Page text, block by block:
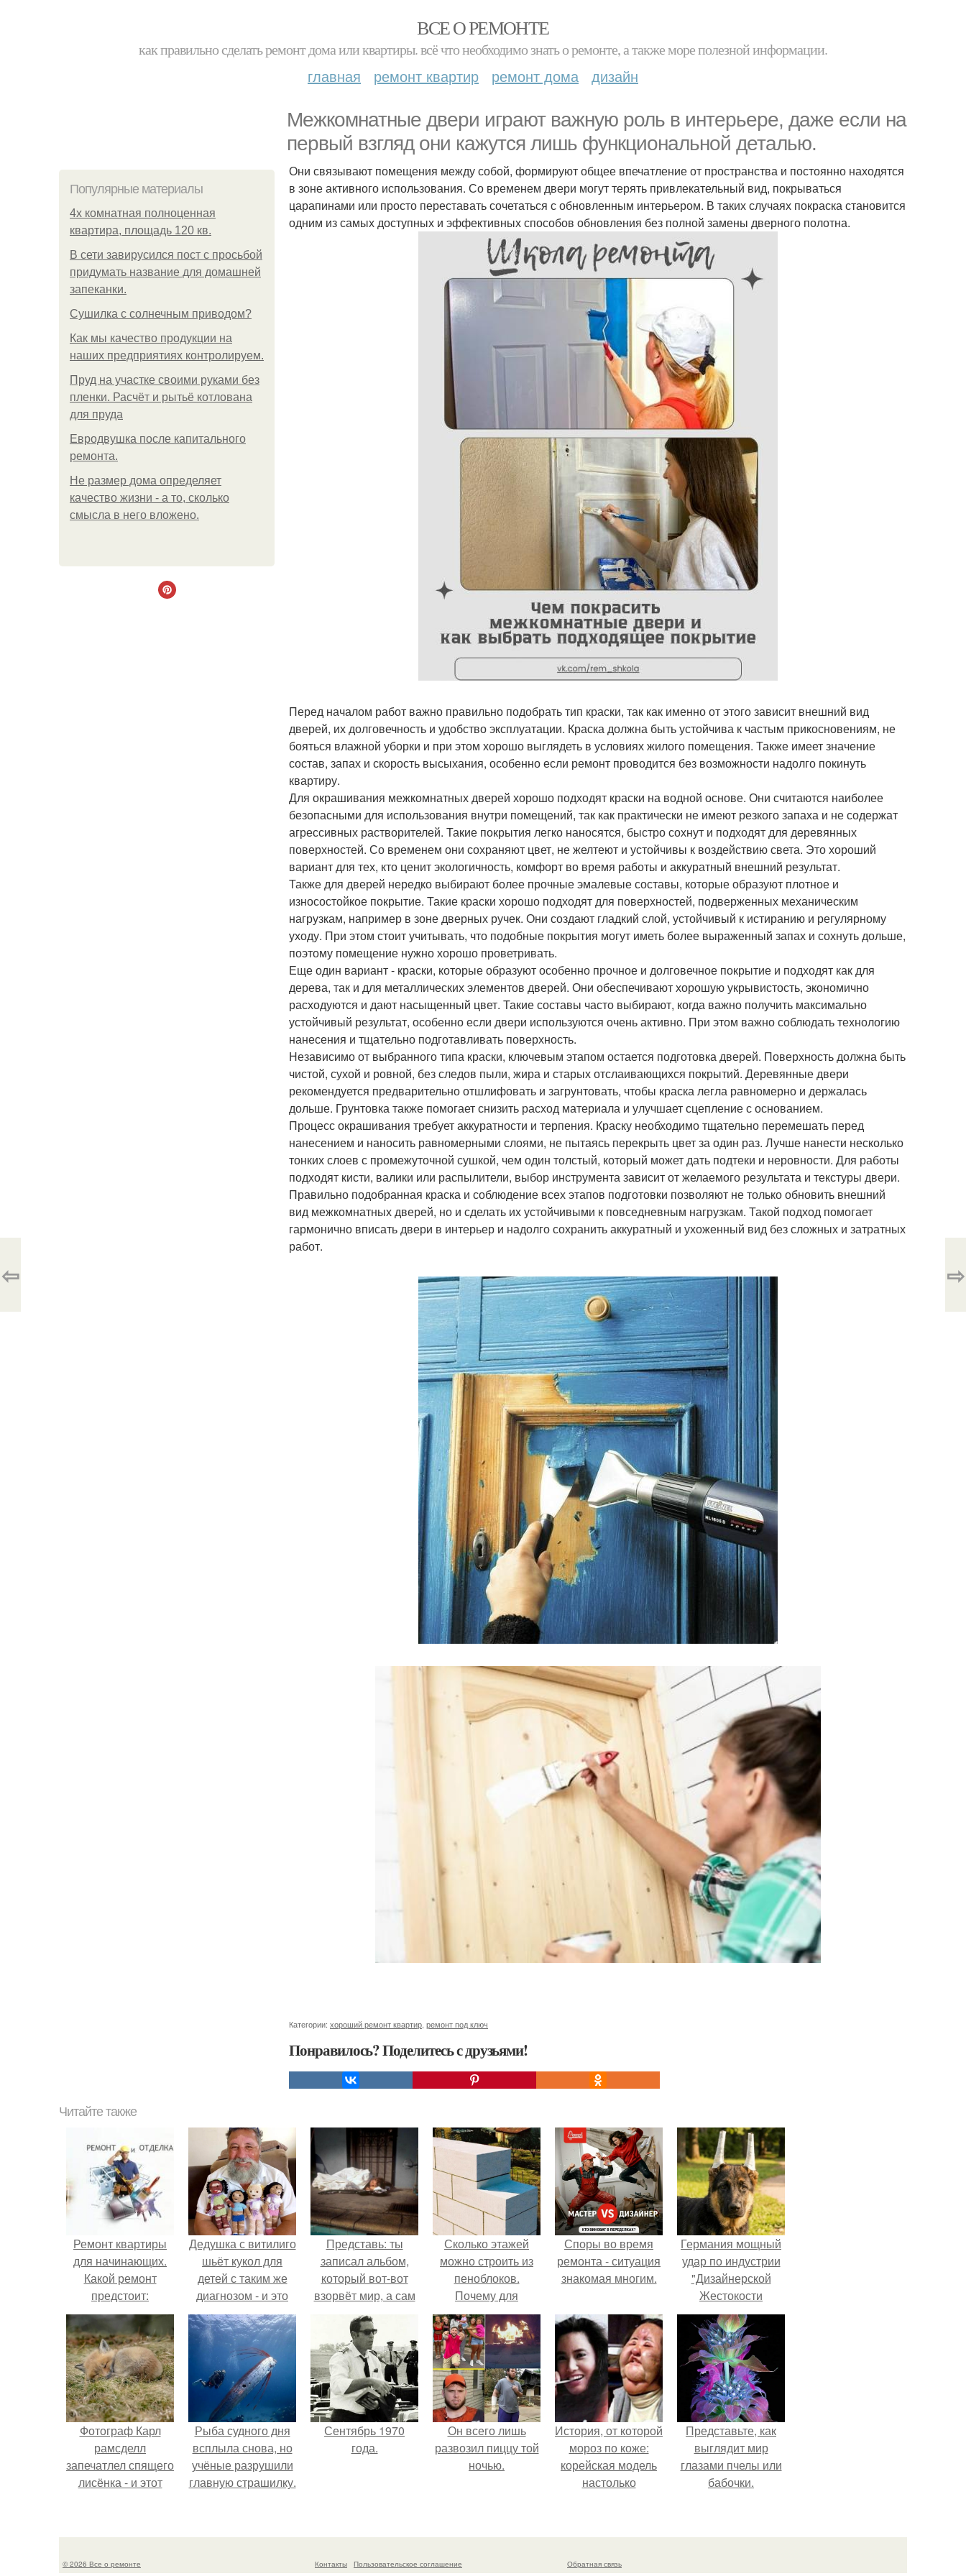
ВСЕ О РЕМОНТЕ
как правильно сделать ремонт дома или квартиры. всё что необходимо знать о ремонте, а также море полезной информации.
главная ремонт квартир ремонт дома дизайн
Межкомнатные двери играют важную роль в интерьере, даже если на
первый взгляд они кажутся лишь функциональной деталью.
Популярные материалы
4x комнатная полноценная
квартира, площадь 120 кв.
В сети завирусился пост с просьбой
придумать название для домашней
запеканки.
Сушилка с солнечным приводом?
Как мы качество продукции на
наших предприятиях контролируем.
Пруд на участке своими руками без
пленки. Расчёт и рытьё котлована
для пруда
Евродвушка после капитального
ремонта.
Не размер дома определяет
качество жизни - а то, сколько
смысла в него вложено.
Они связывают помещения между собой, формируют общее впечатление от пространства и постоянно находятся
в зоне активного использования. Со временем двери могут терять привлекательный вид, покрываться
царапинами или просто переставать сочетаться с обновленным интерьером. В таких случаях покраска становится
одним из самых доступных и эффективных способов обновления без полной замены дверного полотна.
Перед началом работ важно правильно подобрать тип краски, так как именно от этого зависит внешний вид
дверей, их долговечность и удобство эксплуатации. Краска должна быть устойчива к частым прикосновениям, не
бояться влажной уборки и при этом хорошо выглядеть в условиях жилого помещения. Также имеет значение
состав, запах и скорость высыхания, особенно если ремонт проводится без возможности надолго покинуть
квартиру.
Для окрашивания межкомнатных дверей хорошо подходят краски на водной основе. Они считаются наиболее
безопасными для использования внутри помещений, так как практически не имеют резкого запаха и не содержат
агрессивных растворителей. Такие покрытия легко наносятся, быстро сохнут и подходят для деревянных
поверхностей. Со временем они сохраняют цвет, не желтеют и устойчивы к воздействию света. Это хороший
вариант для тех, кто ценит экологичность, комфорт во время работы и аккуратный внешний результат.
Также для дверей нередко выбирают более прочные эмалевые составы, которые образуют плотное и
износостойкое покрытие. Такие краски хорошо подходят для поверхностей, подверженных механическим
нагрузкам, например в зоне дверных ручек. Они создают гладкий слой, устойчивый к истиранию и регулярному
уходу. При этом стоит учитывать, что подобные покрытия могут иметь более выраженный запах и сохнуть дольше,
поэтому помещение нужно хорошо проветривать.
Еще один вариант - краски, которые образуют особенно прочное и долговечное покрытие и подходят как для
дерева, так и для металлических элементов дверей. Они обеспечивают хорошую укрывистость, экономично
расходуются и дают насыщенный цвет. Такие составы часто выбирают, когда важно получить максимально
устойчивый результат, особенно если двери используются очень активно. При этом важно соблюдать технологию
нанесения и тщательно подготавливать поверхность.
Независимо от выбранного типа краски, ключевым этапом остается подготовка дверей. Поверхность должна быть
чистой, сухой и ровной, без следов пыли, жира и старых отслаивающихся покрытий. Деревянные двери
рекомендуется предварительно отшлифовать и загрунтовать, чтобы краска легла равномерно и держалась
дольше. Грунтовка также помогает снизить расход материала и улучшает сцепление с основанием.
Процесс окрашивания требует аккуратности и терпения. Краску необходимо тщательно перемешать перед
нанесением и наносить равномерными слоями, не пытаясь перекрыть цвет за один раз. Лучше нанести несколько
тонких слоев с промежуточной сушкой, чем один толстый, который может дать подтеки и неровности. Для работы
подходят кисти, валики или распылители, выбор инструмента зависит от желаемого результата и текстуры двери.
Правильно подобранная краска и соблюдение всех этапов подготовки позволяют не только обновить внешний
вид межкомнатных дверей, но и сделать их устойчивыми к повседневным нагрузкам. Такой подход помогает
гармонично вписать двери в интерьер и надолго сохранить аккуратный и ухоженный вид без сложных и затратных
работ.
Категории: хороший ремонт квартир ремонт под ключ
Понравилось? Поделитесь с друзьями!
⇦ ⇨
Читайте также
Ремонт квартиры
для начинающих.
Какой ремонт
предстоит:
косметический или
капитальный
Дедушка с витилиго
шьёт кукол для
детей с таким же
диагнозом - и это
трогает до слёз.
Представь: ты
записал альбом,
который вот-вот
взорвёт мир, а сам
в этот момент
ночуешь в машине.
Сколько этажей
можно строить из
пеноблоков.
Почему для
строительства дома
предпочтение
отдается
пеноблокам?
Споры во время
ремонта - ситуация
знакомая многим.
Германия мощный
удар по индустрии
"Дизайнерской
Жестокости
нанесла".
Фотограф Карл
рамсделл
запечатлел спящего
лисёнка - и этот
самое суровое
Рыба судного дня
всплыла снова, но
учёные разрушили
главную страшилку.
Сентябрь 1970
года.
Он всего лишь
развозил пиццу той
ночью.
История, от которой
мороз по коже:
корейская модель
настолько
вколола себе в
масло.
Представьте, как
выглядит мир
глазами пчелы или
бабочки.
© 2026 Все о ремонте Контакты
Пользовательское соглашение
Обратная связь